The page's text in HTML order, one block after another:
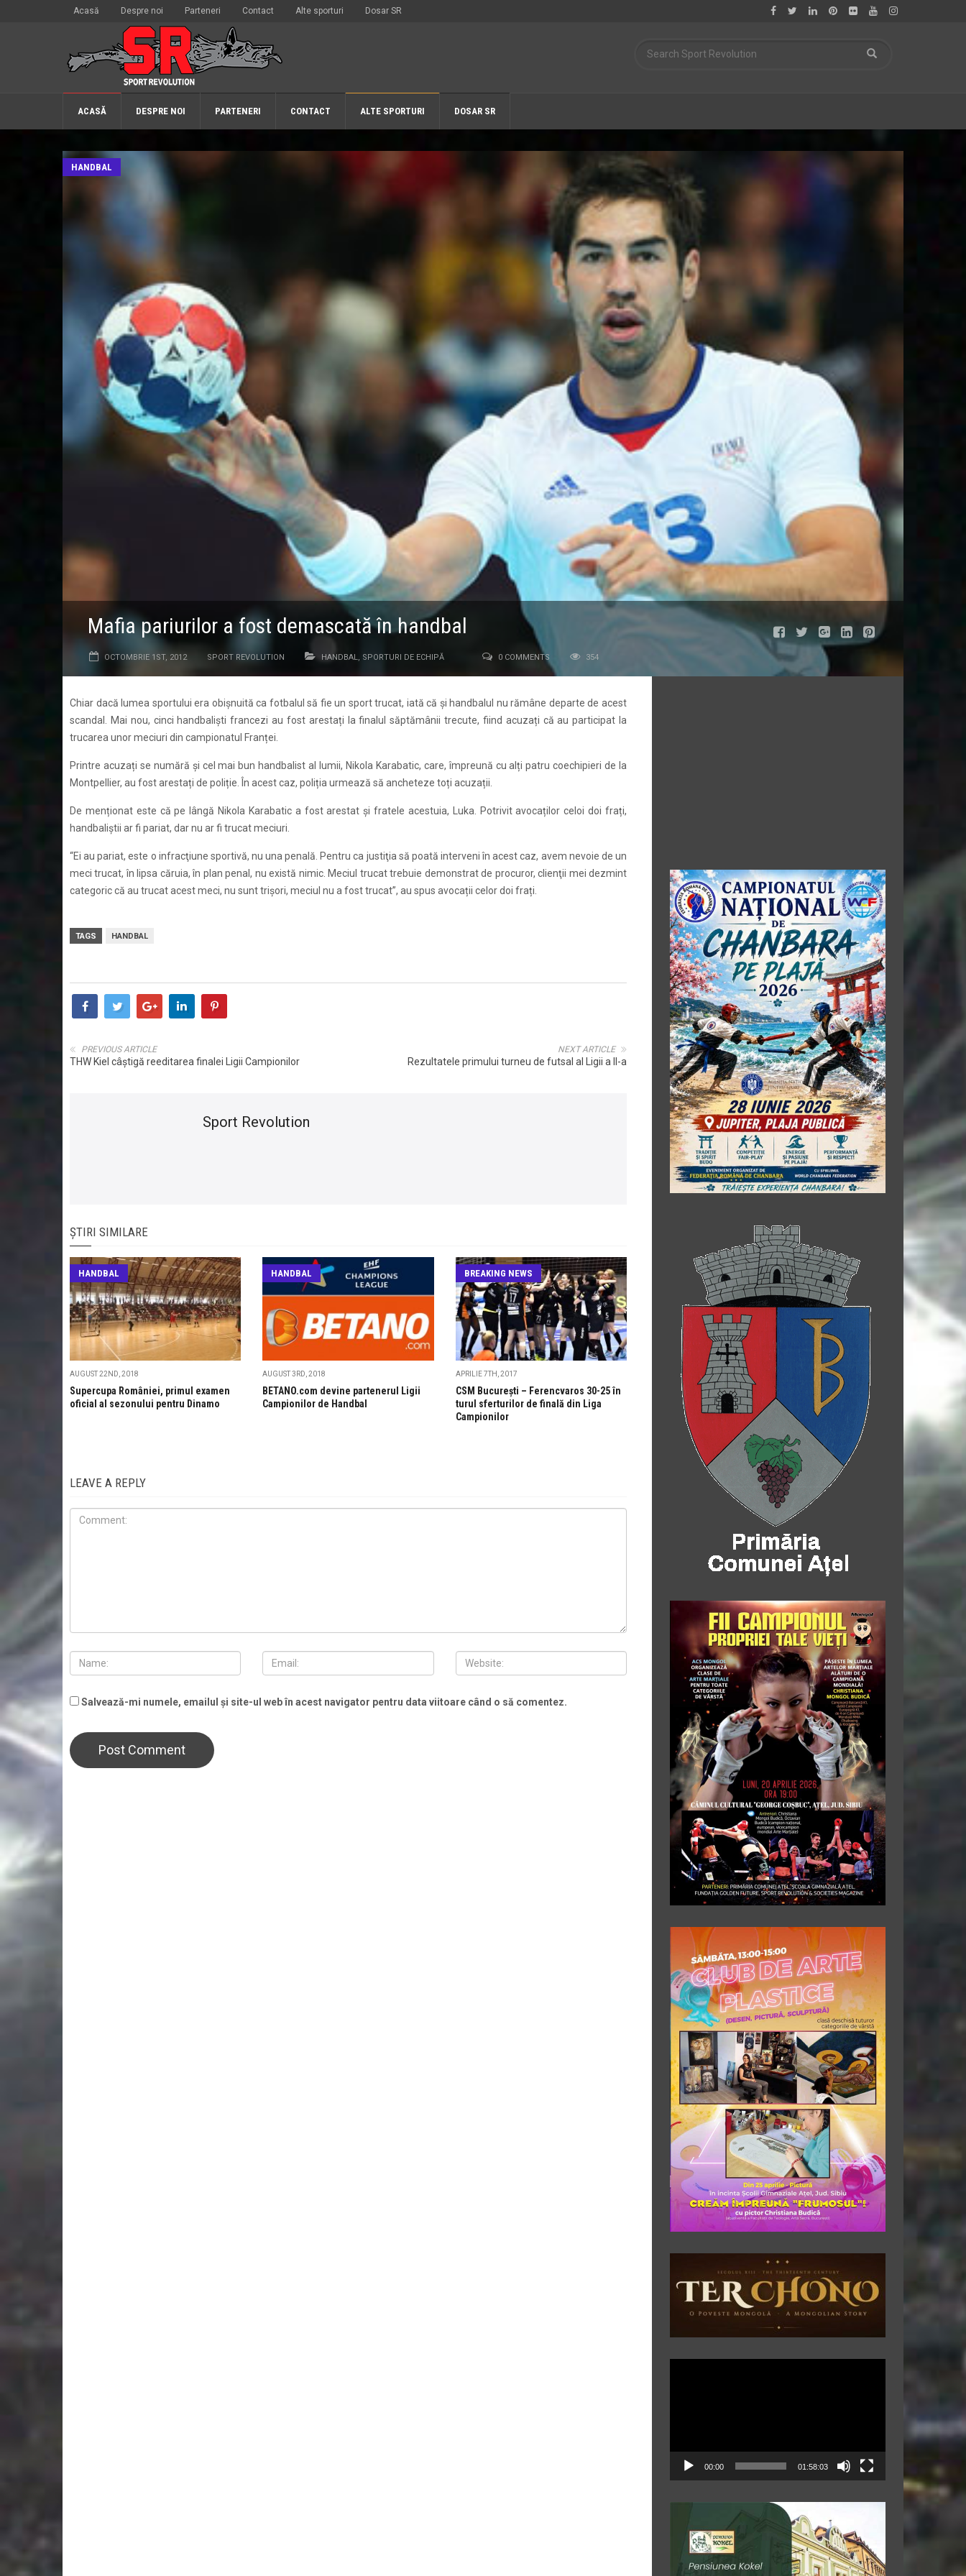
Acasă Despre noi Parteneri Contact Alte sporturi Dosar SR
ACASĂ DESPRE NOI PARTENERI CONTACT ALTE SPORTURI DOSAR SR
HANDBAL
Mafia pariurilor a fost demascată în handbal
OCTOMBRIE 1ST, 2012 SPORT REVOLUTION HANDBAL, SPORTURI DE ECHIPĂ 0 COMMENTS 354
Chiar dacă lumea sportului era obișnuită ca fotbalul să fie un sport trucat, iată că și handbalul nu rămâne departe de acest
scandal. Mai nou, cinci handbaliști francezi au fost arestați la finalul săptămânii trecute, fiind acuzați că au participat la
trucarea unor meciuri din campionatul Franței.
Printre acuzați se numără și cel mai bun handbalist al lumii, Nikola Karabatic, care, împreună cu alți patru coechipieri de la
Montpellier, au fost arestați de poliție. În acest caz, poliția urmează să ancheteze toți acuzații.
De menționat este că pe lângă Nikola Karabatic a fost arestat și fratele acestuia, Luka. Potrivit avocaților celoi doi frați,
handbaliștii ar fi pariat, dar nu ar fi trucat meciuri.
“Ei au pariat, este o infracţiune sportivă, nu una penală. Pentru ca justiţia să poată interveni în acest caz, avem nevoie de un
meci trucat, în lipsa căruia, în plan penal, nu există nimic. Meciul trucat trebuie demonstrat de procuror, clienţii mei dezmint
categoric că au trucat acest meci, nu sunt trişori, meciul nu a fost trucat”, au spus avocații celor doi frați.
TAGS HANDBAL
NEXT ARTICLE
Rezultatele primului turneu de futsal al Ligii a II-a
PREVIOUS ARTICLE
THW Kiel câștigă reeditarea finalei Ligii Campionilor
Sport Revolution
ȘTIRI SIMILARE
HANDBAL
AUGUST 22ND, 2018
Supercupa României, primul examen
oficial al sezonului pentru Dinamo
HANDBAL
AUGUST 3RD, 2018
BETANO.com devine partenerul Ligii
Campionilor de Handbal
BREAKING NEWS
APRILIE 7TH, 2017
CSM Bucureşti – Ferencvaros 30-25 în
turul sferturilor de finală din Liga
Campionilor
LEAVE A REPLY
Salvează-mi numele, emailul și site-ul web în acest navigator pentru data viitoare când o să comentez.
00:00 01:58:03